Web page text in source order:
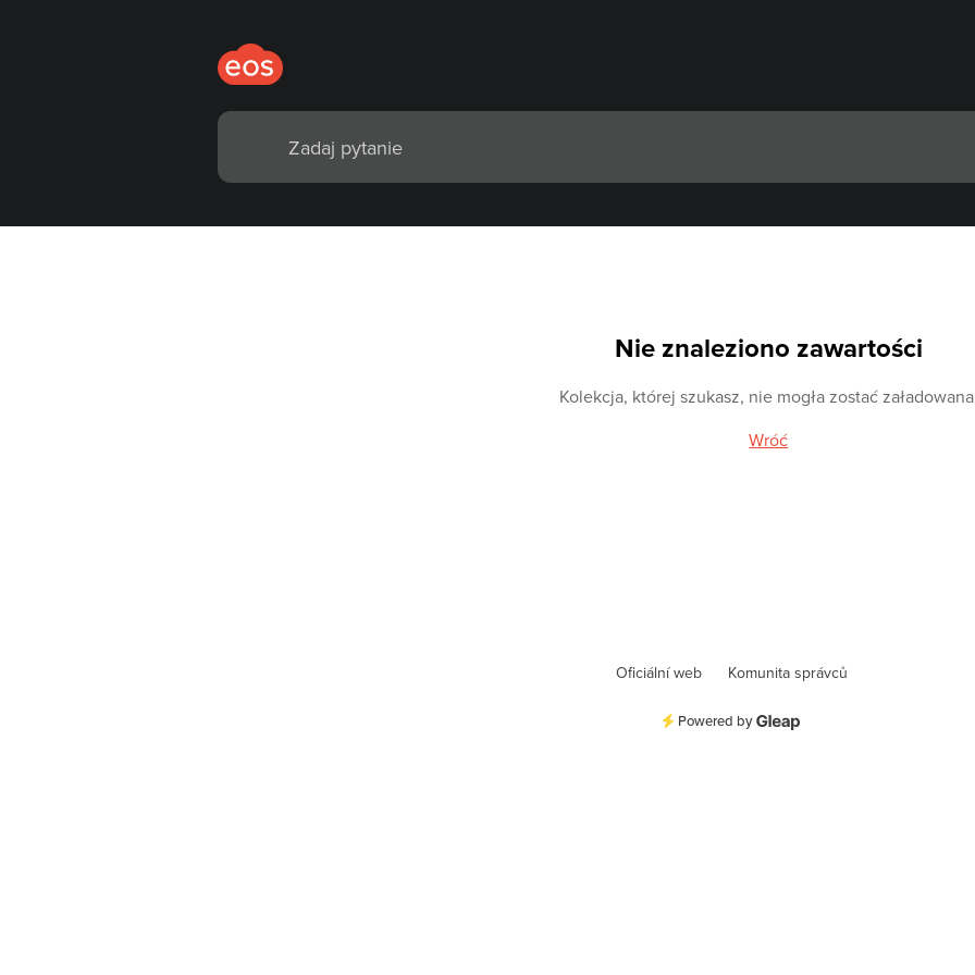
Nie znaleziono zawartości
Kolekcja, której szukasz, nie mogła zostać
Wróć
Oficiální web Komunita správců
Powered by